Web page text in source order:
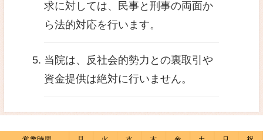
当院は、暴力団、暴力団
構成員、暴力団関係企業
社会運動標ぼうゴロ、政
的勢力（以下、「反社会